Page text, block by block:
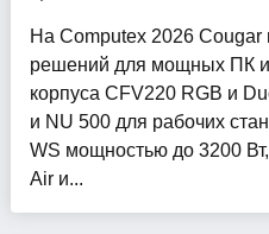
На Computex 2026 Cougar
решений для мощных ПК и
корпуса CFV220 RGB и
и NU 500 для рабочих
WS мощностью до 3200
Air и...